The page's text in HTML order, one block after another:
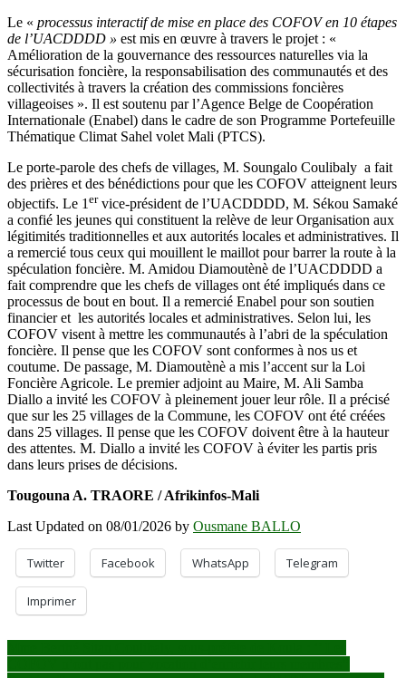
Le « processus interactif de mise en place des COFOV en 10 étapes
de l’UACDDDD » est mis en œuvre à travers le projet : «
Amélioration de la gouvernance des ressources naturelles via la
sécurisation foncière, la responsabilisation des communautés et des
collectivités à travers la création des commissions foncières
villageoises ». Il est soutenu par l’Agence Belge de Coopération
Internationale (Enabel) dans le cadre de son Programme Portefeuille
Thématique Climat Sahel volet Mali (PTCS).
Le porte-parole des chefs de villages, M. Soungalo Coulibaly a fait
des prières et des bénédictions pour que les COFOV atteignent leurs
objectifs. Le 1 ervice-président de l’UACDDDD, M. Sékou Samaké
a confié les jeunes qui constituent la relève de leur Organisation aux
légitimités traditionnelles et aux autorités locales et administratives. Il
a remercié tous ceux qui mouillent le maillot pour barrer la route à la
spéculation foncière. M. Amidou Diamoutènè de l’UACDDDD a
fait comprendre que les chefs de villages ont été impliqués dans ce
processus de bout en bout. Il a remercié Enabel pour son soutien
financier et les autorités locales et administratives. Selon lui, les
COFOV visent à mettre les communautés à l’abri de la spéculation
foncière. Il pense que les COFOV sont conformes à nos us et
coutume. De passage, M. Diamoutènè a mis l’accent sur la Loi
Foncière Agricole. Le premier adjoint au Maire, M. Ali Samba
Diallo a invité les COFOV à pleinement jouer leur rôle. Il a précisé
que sur les 25 villages de la Commune, les COFOV ont été créées
dans 25 villages. Il pense que les COFOV doivent être à la hauteur
des attentes. M. Diallo a invité les COFOV à éviter les partis pris
dans leurs prises de décisions.
Tougouna A. TRAORE / Afrikinfos-Mali
Last Updated on 08/01/2026 by Ousmane BALLO
Twitter Facebook WhatsApp Telegram
Imprimer
Navigation